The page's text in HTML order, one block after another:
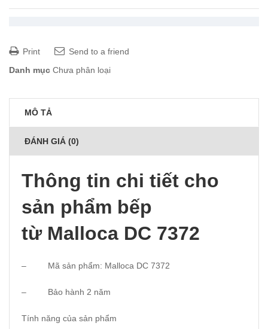
Print
Send to a friend
Danh mục Chưa phân loại
MÔ TẢ
ĐÁNH GIÁ (0)
Thông tin chi tiết cho
sản phẩm bếp
từ Malloca DC 7372
– Mã sản phẩm: Malloca DC 7372
– Bảo hành 2 năm
Tính năng của sản phẩm